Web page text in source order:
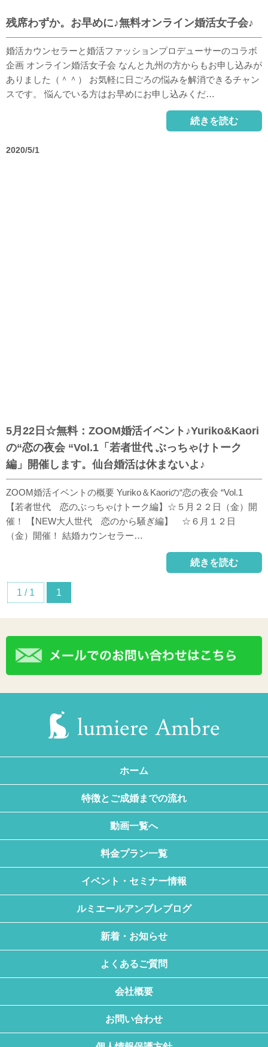
残席わずか。お早めに♪無料オンライン婚活女子会♪
婚活カウンセラーと婚活ファッションプロデューサーのコラボ
企画 オンライン婚活女子会 なんと九州の方からもお申し込みが
ありました（＾＾） お気軽に日ごろの悩みを解消できるチャン
スです。 悩んでいる方はお早めにお申し込みくだ…
続きを読む
2020/5/1
5月22日☆無料：ZOOM婚活イベント♪Yuriko&Kaori
の“恋の夜会 “Vol.1「若者世代 ぶっちゃけトーク
編」開催します。仙台婚活は休まないよ♪
ZOOM婚活イベントの概要 Yuriko＆Kaoriの“恋の夜会 “Vol.1
【若者世代 恋のぶっちゃけトーク編】☆５月２２日（金）開
催！ 【NEW大人世代 恋のから騒ぎ編】 ☆６月１２日
（金）開催！ 結婚カウンセラー…
続きを読む
1 / 1 1
ホーム
特徴とご成婚までの流れ
動画一覧へ
料金プラン一覧
イベント・セミナー情報
ルミエールアンブレブログ
新着・お知らせ
よくあるご質問
会社概要
お問い合わせ